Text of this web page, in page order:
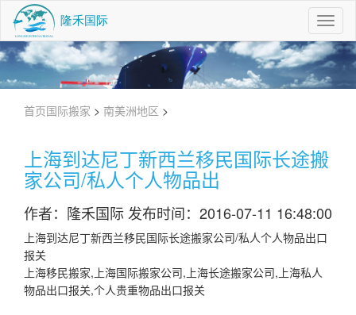
首页国际搬家 > 南美洲地区 >
上海到达尼丁新西兰移民国际长途搬
家公司/私人个人物品出
作者：隆禾国际 发布时间：2016-07-11 16:48:00
上海到达尼丁新西兰移民国际长途搬家公司/私人个人物品出口
报关
上海移民搬家,上海国际搬家公司,上海长途搬家公司,上海私人
物品出口报关,个人贵重物品出口报关